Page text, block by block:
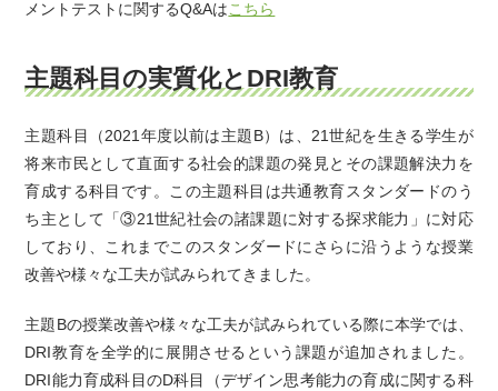
メントテストに関するQ&Aはこちら
主題科目の実質化とDRI教育
主題科目（2021年度以前は主題B）は、21世紀を生きる学生が
将来市民として直面する社会的課題の発見とその課題解決力を
育成する科目です。この主題科目は共通教育スタンダードのう
ち主として「③21世紀社会の諸課題に対する探求能力」に対応
しており、これまでこのスタンダードにさらに沿うような授業
改善や様々な工夫が試みられてきました。
主題Bの授業改善や様々な工夫が試みられている際に本学では、
DRI教育を全学的に展開させるという課題が追加されました。
DRI能力育成科目のD科目（デザイン思考能力の育成に関する科